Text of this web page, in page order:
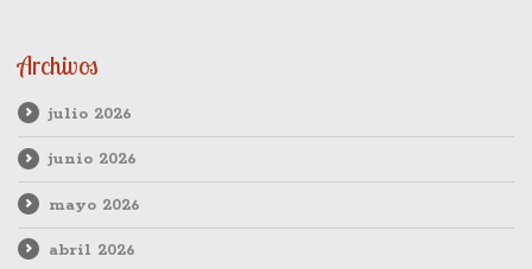
Archivos
julio 2026
junio 2026
mayo 2026
abril 2026